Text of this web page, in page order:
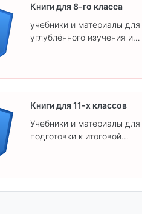
Книги для 8-го класса
учебники и материалы для
углублённого изучения и
Книги для 11-х классов
Учебники и материалы для
подготовки к итоговой